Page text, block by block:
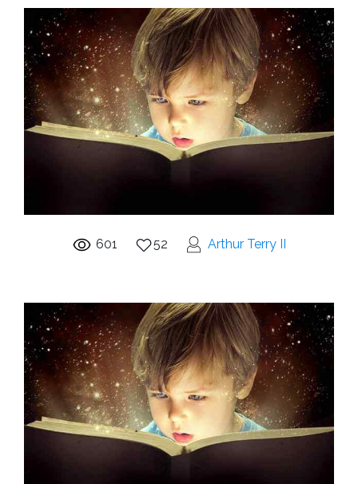
601 52 Arthur Terry II